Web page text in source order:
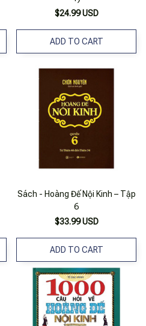
$24.99 USD
ADD TO CART
Sách - Hoàng Đế Nội Kinh – Tập
6
$33.99 USD
ADD TO CART